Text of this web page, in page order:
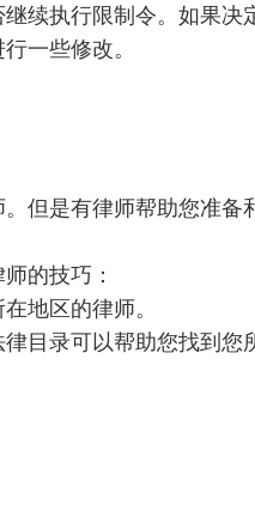
续执行限制令。如果
一些修改。
但是有律师帮助您准
的技巧：
地区的律师。
律目录可以帮助您找到您